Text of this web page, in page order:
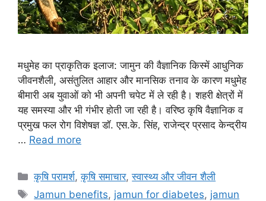
मधुमेह का प्राकृतिक इलाज: जामुन की वैज्ञानिक किस्में आधुनिक
जीवनशैली, असंतुलित आहार और मानसिक तनाव के कारण मधुमेह
बीमारी अब युवाओं को भी अपनी चपेट में ले रही है। शहरी क्षेत्रों में
यह समस्या और भी गंभीर होती जा रही है। वरिष्ठ कृषि वैज्ञानिक व
प्रमुख फल रोग विशेषज्ञ डॉ. एस.के. सिंह, राजेन्द्र प्रसाद केन्द्रीय
… Read more
कृषि परामर्श,कृषि समाचार,स्वास्थ्य और जीवन शैली
Jamun benefits, jamun for diabetes, jamun